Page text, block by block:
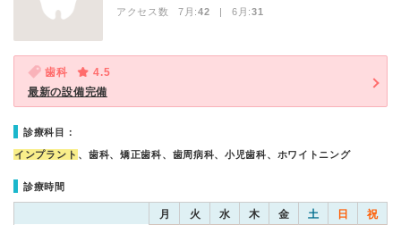
アクセス数 7月:42 | 6月:31
歯科
4.5
最新の設備完備
診療科目：
インプラント 、歯科、矯正歯科、歯周病科、小児歯科、ホワイトニング
診療時間
月 火 水 木 金 土 日 祝